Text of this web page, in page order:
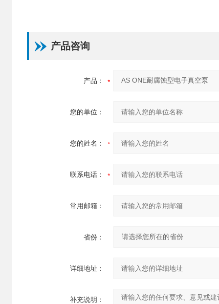
产品咨询
产品：
您的单位：
您的姓名：
联系电话：
常用邮箱：
省份：
详细地址：
补充说明：